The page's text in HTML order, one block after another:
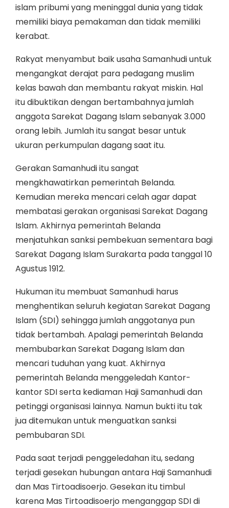
islam pribumi yang meninggal dunia yang tidak
memiliki biaya pemakaman dan tidak memiliki
kerabat.
Rakyat menyambut baik usaha Samanhudi untuk
mengangkat derajat para pedagang muslim
kelas bawah dan membantu rakyat miskin. Hal
itu dibuktikan dengan bertambahnya jumlah
anggota Sarekat Dagang Islam sebanyak 3.000
orang lebih. Jumlah itu sangat besar untuk
ukuran perkumpulan dagang saat itu.
Gerakan Samanhudi itu sangat
mengkhawatirkan pemerintah Belanda.
Kemudian mereka mencari celah agar dapat
membatasi gerakan organisasi Sarekat Dagang
Islam. Akhirnya pemerintah Belanda
menjatuhkan sanksi pembekuan sementara bagi
Sarekat Dagang Islam Surakarta pada tanggal 10
Agustus 1912.
Hukuman itu membuat Samanhudi harus
menghentikan seluruh kegiatan Sarekat Dagang
Islam (SDI) sehingga jumlah anggotanya pun
tidak bertambah. Apalagi pemerintah Belanda
membubarkan Sarekat Dagang Islam dan
mencari tuduhan yang kuat. Akhirnya
pemerintah Belanda menggeledah Kantor-
kantor SDI serta kediaman Haji Samanhudi dan
petinggi organisasi lainnya. Namun bukti itu tak
jua ditemukan untuk menguatkan sanksi
pembubaran SDI.
Pada saat terjadi penggeledahan itu, sedang
terjadi gesekan hubungan antara Haji Samanhudi
dan Mas Tirtoadisoerjo. Gesekan itu timbul
karena Mas Tirtoadisoerjo menganggap SDI di